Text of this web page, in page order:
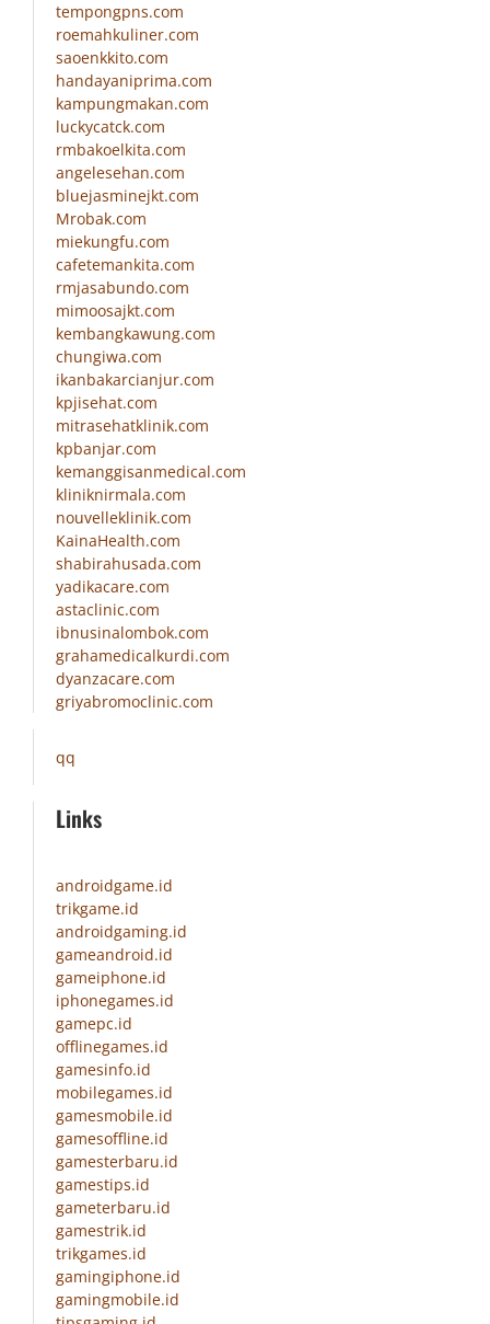
tempongpns.com
roemahkuliner.com
saoenkkito.com
handayaniprima.com
kampungmakan.com
luckycatck.com
rmbakoelkita.com
angelesehan.com
bluejasminejkt.com
Mrobak.com
miekungfu.com
cafetemankita.com
rmjasabundo.com
mimoosajkt.com
kembangkawung.com
chungiwa.com
ikanbakarcianjur.com
kpjisehat.com
mitrasehatklinik.com
kpbanjar.com
kemanggisanmedical.com
kliniknirmala.com
nouvelleklinik.com
KainaHealth.com
shabirahusada.com
yadikacare.com
astaclinic.com
ibnusinalombok.com
grahamedicalkurdi.com
dyanzacare.com
griyabromoclinic.com
qq
Links
androidgame.id
trikgame.id
androidgaming.id
gameandroid.id
gameiphone.id
iphonegames.id
gamepc.id
offlinegames.id
gamesinfo.id
mobilegames.id
gamesmobile.id
gamesoffline.id
gamesterbaru.id
gamestips.id
gameterbaru.id
gamestrik.id
trikgames.id
gamingiphone.id
gamingmobile.id